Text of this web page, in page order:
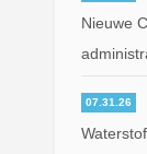
Nieuwe
07.31.26